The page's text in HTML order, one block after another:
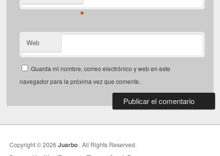
*
Web
Guarda mi nombre, correo electrónico y web en este
navegador para la próxima vez que comente.
Copyright © 2026Juarbo . All Rights Reserved.